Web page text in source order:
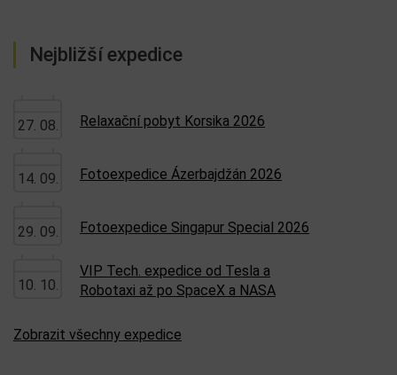
Nejbližší expedice
27. 08. Relaxační pobyt Korsika 2026
14. 09. Fotoexpedice Ázerbajdžán 2026
29. 09. Fotoexpedice Singapur Special 2026
10. 10.
VIP Tech. expedice od Tesla a
Robotaxi až po SpaceX a NASA
Zobrazit všechny expedice